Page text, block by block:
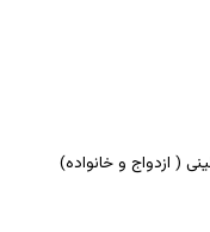
( ازدواج و خانواده)